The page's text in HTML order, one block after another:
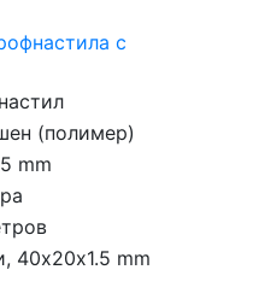
с
(полимер)
mm
40х20х1.5 mm